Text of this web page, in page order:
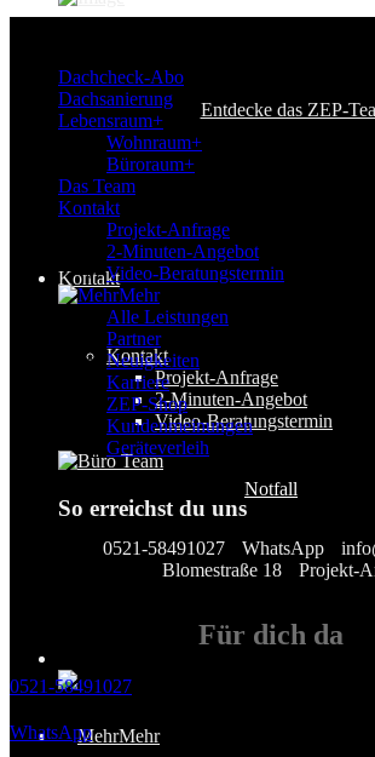
Entdecke das ZEP-
Kontakt
Kontakt
Projekt-Anfrage
2-Minuten-Angebot
Video-Beratungstermin
So erreichst du uns
0521-58491027 WhatsApp
Blomestraße 18
Projekt-
Mehr
Dachcheck-Abo
Dachsanierung
Lebensraum+
Wohnraum+
Büroraum+
Das Team
Kontakt
Projekt-Anfrage
2-Minuten-Angebot
Video-Beratungstermin
Mehr
Alle Leistungen
Partner
Neuigkeiten
Karriere
ZEP-Shop
Kundenmeinungen
Geräteverleih
Notfall
Für dich da
0521-58491027
WhatsApp